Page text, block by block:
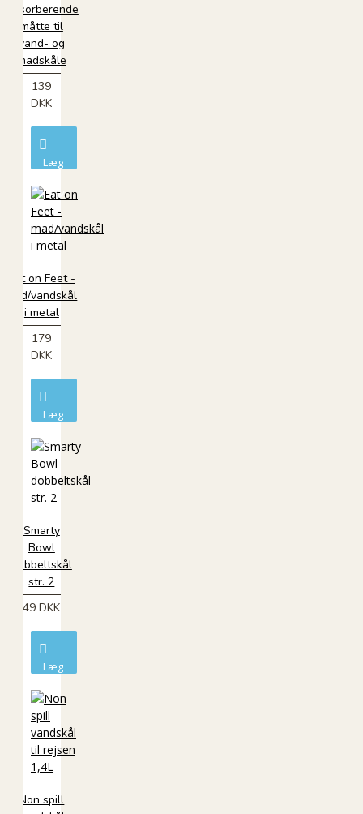
Absorberende
måtte til
vand- og
madskåle
139
DKK
Læg
kurv
Eat on Feet -
mad/vandskål
i metal
179
DKK
Læg
kurv
Smarty
Bowl
dobbeltskål
str. 2
49 DKK
Læg
kurv
Non spill